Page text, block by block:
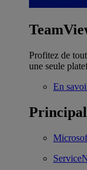
Profitez de
une seule
En